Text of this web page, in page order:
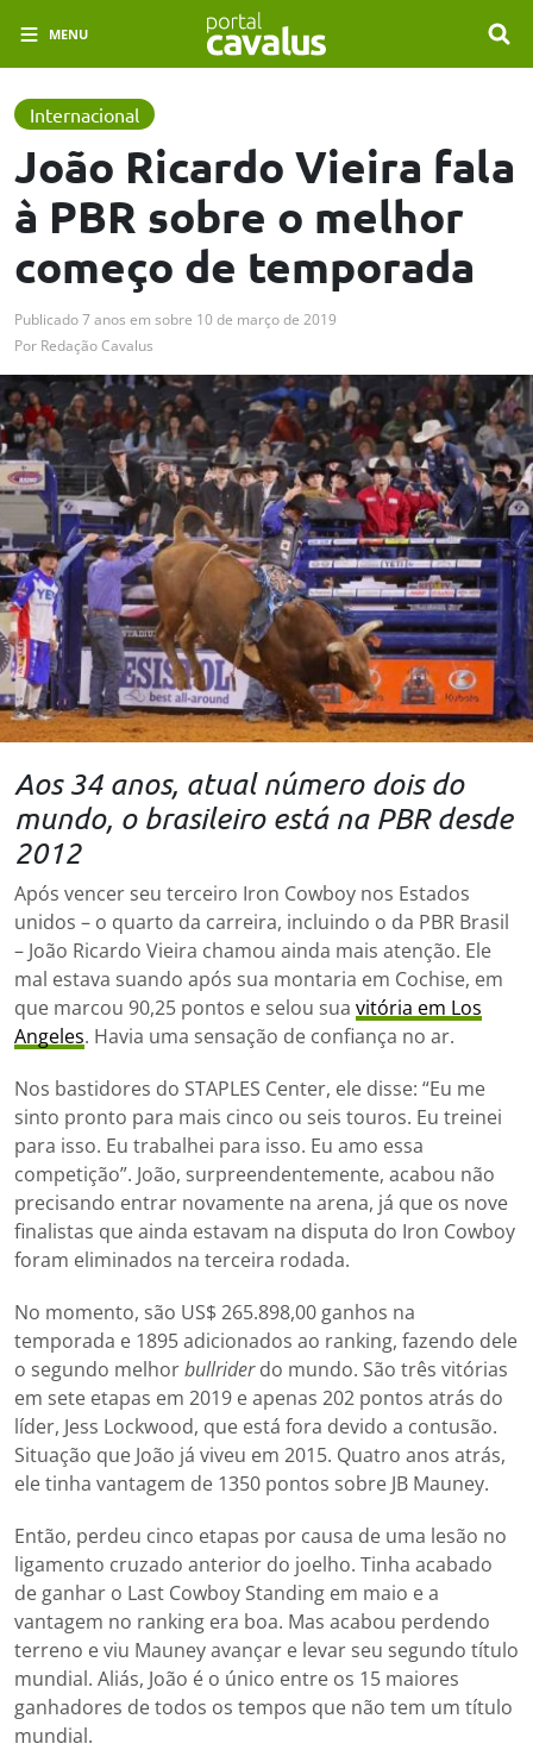
MENU
Internacional
João Ricardo Vieira fala
à PBR sobre o melhor
começo de temporada
Publicado7 anos em sobre 10 de março de 2019
Por Redação Cavalus
Aos 34 anos, atual número dois do
mundo, o brasileiro está na PBR desde
2012
Após vencer seu terceiro Iron Cowboy nos Estados
unidos – o quarto da carreira, incluindo o da PBR Brasil
– João Ricardo Vieira chamou ainda mais atenção. Ele
mal estava suando após sua montaria em Cochise, em
que marcou 90,25 pontos e selou sua vitória em Los
Angeles. Havia uma sensação de confiança no ar.
Nos bastidores do STAPLES Center, ele disse: “Eu me
sinto pronto para mais cinco ou seis touros. Eu treinei
para isso. Eu trabalhei para isso. Eu amo essa
competição”. João, surpreendentemente, acabou não
precisando entrar novamente na arena, já que os nove
finalistas que ainda estavam na disputa do Iron Cowboy
foram eliminados na terceira rodada.
No momento, são US$ 265.898,00 ganhos na
temporada e 1895 adicionados ao ranking, fazendo dele
o segundo melhorbullriderdo mundo. São três vitórias
em sete etapas em 2019 e apenas 202 pontos atrás do
líder, Jess Lockwood, que está fora devido a contusão.
Situação que João já viveu em 2015. Quatro anos atrás,
ele tinha vantagem de 1350 pontos sobre JB Mauney.
Então, perdeu cinco etapas por causa de uma lesão no
ligamento cruzado anterior do joelho. Tinha acabado
de ganhar o Last Cowboy Standing em maio e a
vantagem no ranking era boa. Mas acabou perdendo
terreno e viu Mauney avançar e levar seu segundo título
mundial. Aliás, João é o único entre os 15 maiores
ganhadores de todos os tempos que não tem um título
mundial.